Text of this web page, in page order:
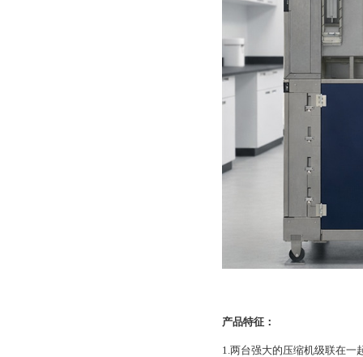
产品特征：
1.两台强大的压缩机级联在一